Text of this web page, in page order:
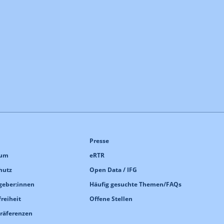
Presse
eRTR
Open Data / IFG
Häufig gesuchte Themen/FAQs
Offene Stellen